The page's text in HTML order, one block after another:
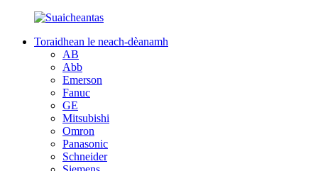
Toraidhean le neach-dèanamh
AB
Abb
Emerson
Fanuc
GE
Mitsubishi
Omron
Panasonic
Schneider